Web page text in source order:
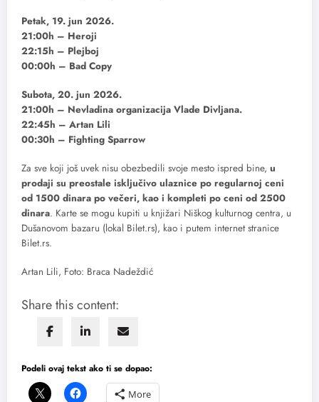
Petak, 19. jun 2026.
21:00h – Heroji
22:15h – Plejboj
00:00h – Bad Copy
Subota, 20. jun 2026.
21:00h – Nevladina organizacija Vlade Divljana.
22:45h – Artan Lili
00:30h – Fighting Sparrow
Za sve koji još uvek nisu obezbedili svoje mesto ispred bine, u
prodaji su preostale isključivo ulaznice po regularnoj ceni
od 1500 dinara po večeri, kao i kompleti po ceni od 2500
dinara. Karte se mogu kupiti u knjižari Niškog kulturnog centra, u
Dušanovom bazaru (lokal Bilet.rs), kao i putem internet stranice
Bilet.rs.
Artan Lili, Foto: Braca Nadeždić
Share this content:
Podeli ovaj tekst ako ti se dopao:
More